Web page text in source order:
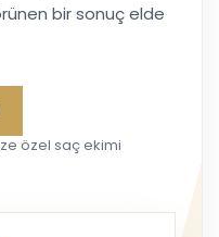
bir sonuç elde
özel saç ekimi